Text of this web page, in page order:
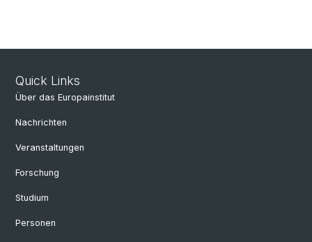
Quick Links
Über das Europainstitut
Nachrichten
Veranstaltungen
Forschung
Studium
Personen